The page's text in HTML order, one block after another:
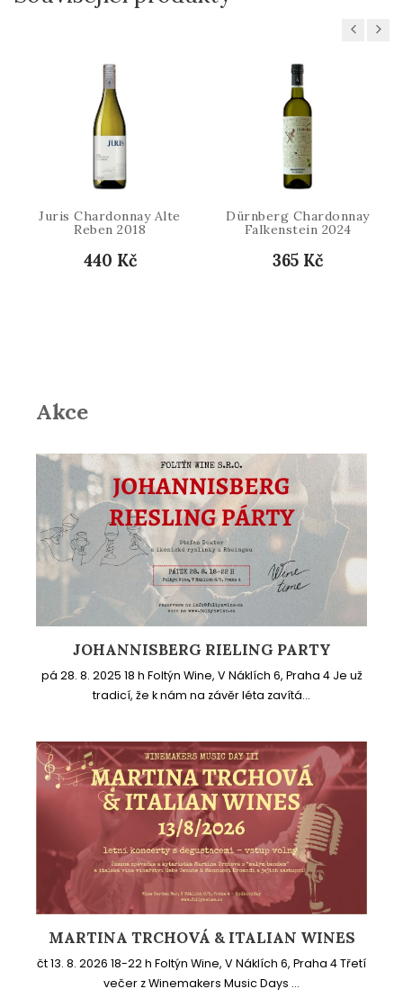
Previous
Juris Chardonnay Alte
Reben 2018
440 Kč
Dürnberg Chardonnay
Falkenstein 2024
365 Kč
Next
Akce
JOHANNISBERG RIELING PARTY
pá 28. 8. 2025 18 h Foltýn Wine, V Náklích 6, Praha 4 Je už
tradicí, že k nám na závěr léta zavítá...
MARTINA TRCHOVÁ & ITALIAN WINES
čt 13. 8. 2026 18-22 h Foltýn Wine, V Náklích 6, Praha 4 Třetí
večer z Winemakers Music Days ...